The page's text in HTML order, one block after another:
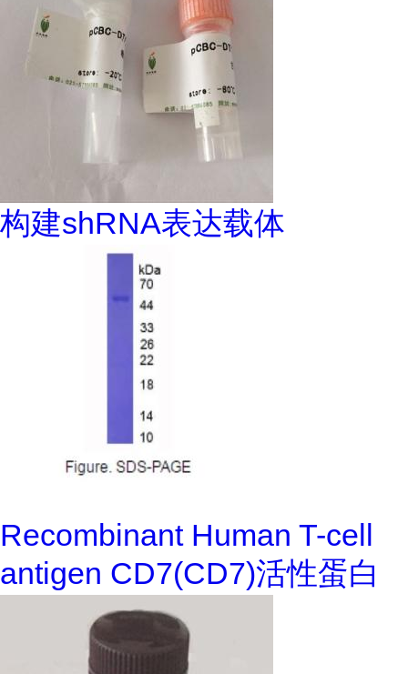
构建shRNA表达载体
Recombinant Human T-cell
antigen CD7(CD7)活性蛋白